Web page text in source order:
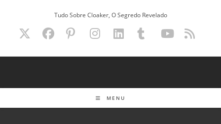
Tudo Sobre Cloaker, O Segredo Revelado
MENU